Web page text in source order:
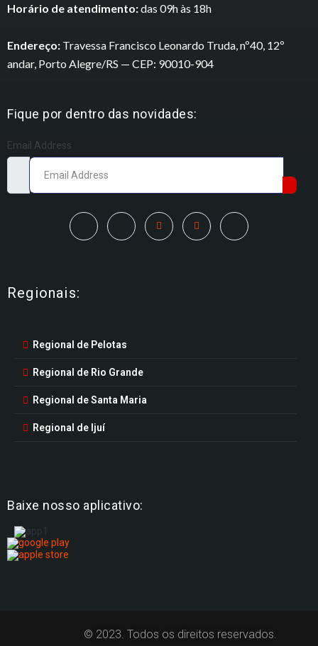
Horário de atendimento:das 09h às 18h
Endereço: Travessa Francisco Leonardo Truda, nº40, 12º
andar, Porto Alegre/RS — CEP: 90010-904
Fique por dentro das novidades:
Email Address
Regionais:
Regional de Pelotas
Regional de Rio Grande
Regional de Santa Maria
Regional de Ijuí
Baixe nosso aplicativo:
© 2023. Todos os direitos reservados.